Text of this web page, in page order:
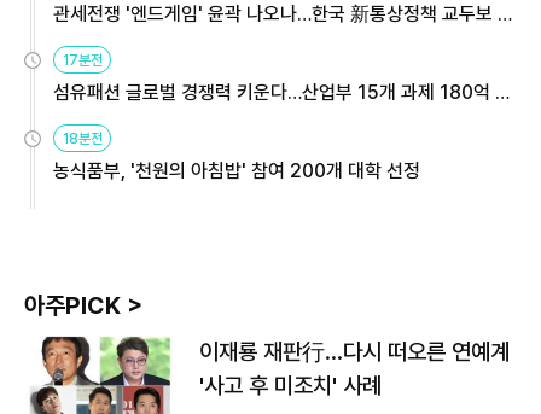
관세전쟁 '엔드게임' 윤곽 나오나…한국 新통상정책 교두보 활
용해야
17분전
섬유패션 글로벌 경쟁력 키운다…산업부 15개 과제 180억 지
원
18분전
농식품부, '천원의 아침밥' 참여 200개 대학 선정
아주PICK >
이재룡 재판行…다시 떠오른 연예계
'사고 후 미조치' 사례